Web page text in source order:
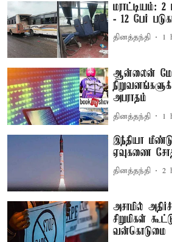
மராட்டியம்:
- 12 பேர்
தினத்தந்தி 1
ஆன்லைன்
அபராதம்
தினத்தந்தி 1
இந்தியா
ஏவுகணை
தினத்தந்தி 2
அசாமில்
சிறுமிகள்
வன்கொடுமை